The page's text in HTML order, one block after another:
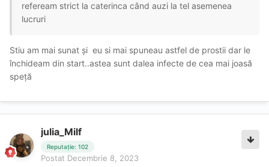
refeream strict la caterinca când auzi la tel asemenea
lucruri
Stiu am mai sunat și eu si mai spuneau astfel de prostii dar le
închideam din start..astea sunt dalea infecte de cea mai joasă
speță
julia_Milf
Reputație: 102
Postat Decembrie 8, 2023